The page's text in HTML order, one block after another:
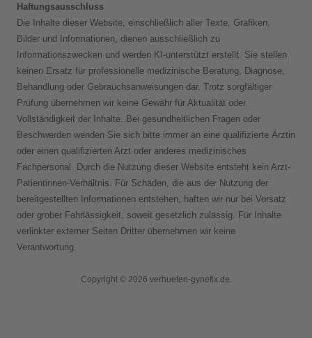
Haftungsausschluss
Die Inhalte dieser Website, einschließlich aller Texte, Grafiken,
Bilder und Informationen, dienen ausschließlich zu
Informationszwecken und werden KI-unterstützt erstellt. Sie stellen
keinen Ersatz für professionelle medizinische Beratung, Diagnose,
Behandlung oder Gebrauchsanweisungen dar. Trotz sorgfältiger
Prüfung übernehmen wir keine Gewähr für Aktualität oder
Vollständigkeit der Inhalte. Bei gesundheitlichen Fragen oder
Beschwerden wenden Sie sich bitte immer an eine qualifizierte Ärztin
oder einen qualifizierten Arzt oder anderes medizinisches
Fachpersonal. Durch die Nutzung dieser Website entsteht kein Arzt-
Patientinnen-Verhältnis. Für Schäden, die aus der Nutzung der
bereitgestellten Informationen entstehen, haften wir nur bei Vorsatz
oder grober Fahrlässigkeit, soweit gesetzlich zulässig. Für Inhalte
verlinkter externer Seiten Dritter übernehmen wir keine
Verantwortung.
Copyright © 2026 verhueten-gynefix.de.